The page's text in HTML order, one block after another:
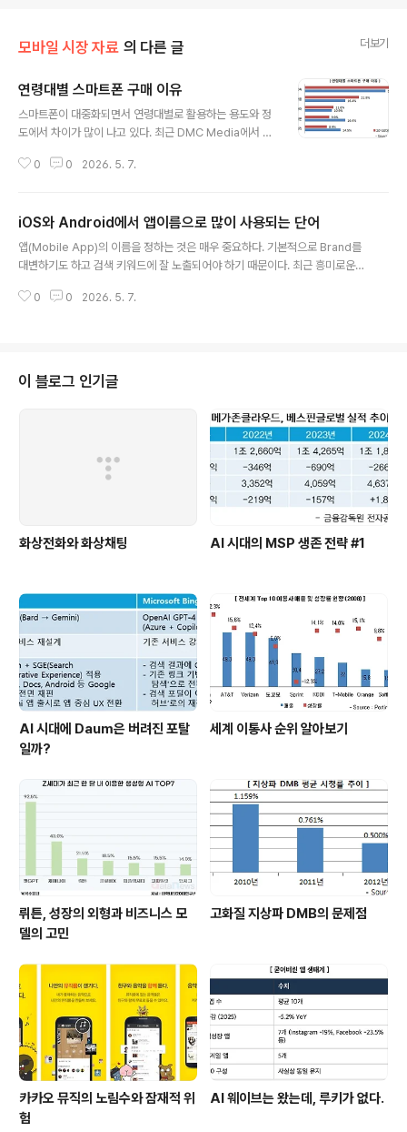
모바일 시장 자료 의 다른 글 더보기
연령대별 스마트폰 구매 이유
스마트폰이 대중화되면서 연령대별로 활용하는 용도와 정
도에서 차이가 많이 나고 있다. 최근 DMC Media에서 발
앱을 사용하기 위한 목적이 많은 것으로 조사되었다. 반면
* 2012/07/30 14:00에 작성한 글의 백업본입니다.
0 0 2026. 5. 7.
iOS와 Android에서 앱이름으로 많이 사용되는 단어
앱(Mobile App)의 이름을 정하는 것은 매우 중요하다. 기본적으로 Brand를
대변하기도 하고 검색 키워드에 잘 노출되어야 하기 때문이다. 최근 흥미로운
되는 단어가 어떤 것인지를 조사한 내용이다. 아래 리스트를 참고하기 바란다.
4851 12.Radio – ..
0 0 2026. 5. 7.
이 블로그 인기글
화상전화와 화상채팅 AI 시대의 MSP 생존 전략 #1
AI 시대에 Daum은 버려진 포탈
일까?
세계 이통사 순위 알아보기
뤼튼, 성장의 외형과 비즈니스 모
델의 고민
고화질 지상파 DMB의 문제점
카카오 뮤직의 노림수와 잠재적 위
험
AI 웨이브는 왔는데, 루키가 없다.